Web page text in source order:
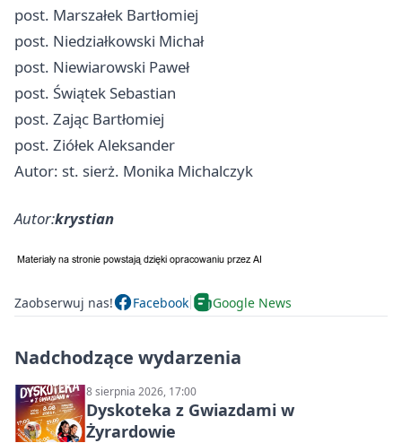
post. Marszałek Bartłomiej
post. Niedziałkowski Michał
post. Niewiarowski Paweł
post. Świątek Sebastian
post. Zając Bartłomiej
post. Ziółek Aleksander
Autor: st. sierż. Monika Michalczyk
Autor:krystian
Zaobserwuj nas! Facebook Google News
Nadchodzące wydarzenia
8 sierpnia 2026, 17:00
Dyskoteka z Gwiazdami w
Żyrardowie